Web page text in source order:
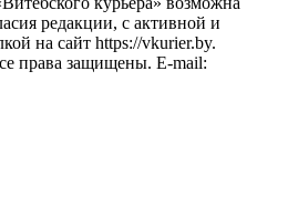
редакции, с активной и
на сайт https://vkurier.by.
права защищены. E-mail: